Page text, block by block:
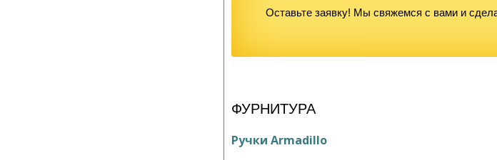
Оставьте заявку! Мы свяжемся с вами и
ФУРНИТУРА
Ручки Armadillo